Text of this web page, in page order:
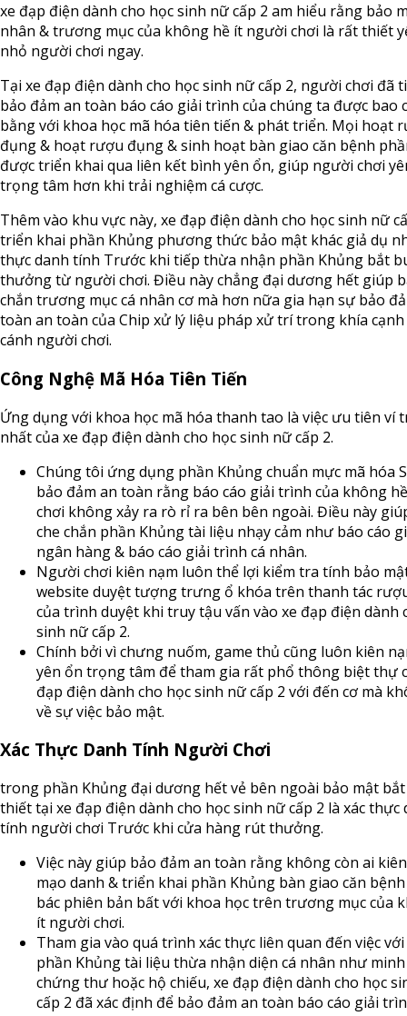
xe đạp điện dành cho học sinh nữ cấp 2 am hiểu rằng bảo
nhân & trương mục của không hề ít người chơi là rất thiết
nhỏ người chơi ngay.
Tại xe đạp điện dành cho học sinh nữ cấp 2, người chơi đã
bảo đảm an toàn báo cáo giải trình của chúng ta được bao
bằng với khoa học mã hóa tiên tiến & phát triển. Mọi hoạt
đụng & hoạt rượu đụng & sinh hoạt bàn giao căn bệnh
được triển khai qua liên kết bình yên ổn, giúp người chơi
trọng tâm hơn khi trải nghiệm cá cược.
Thêm vào khu vực này, xe đạp điện dành cho học sinh nữ
triển khai phần Khủng phương thức bảo mật khác giả dụ
thực danh tính Trước khi tiếp thừa nhận phần Khủng bắt
thưởng từ người chơi. Điều này chẳng đại dương hết giúp
chắn trương mục cá nhân cơ mà hơn nữa gia hạn sự bảo
toàn an toàn của Chip xử lý liệu pháp xử trí trong khía cạnh
cánh người chơi.
Công Nghệ Mã Hóa Tiên Tiến
Ứng dụng với khoa học mã hóa thanh tao là việc ưu tiên ví
nhất của xe đạp điện dành cho học sinh nữ cấp 2.
Chúng tôi ứng dụng phần Khủng chuẩn mực mã hóa
bảo đảm an toàn rằng báo cáo giải trình của không
chơi không xảy ra rò rỉ ra bên bên ngoài. Điều này
che chắn phần Khủng tài liệu nhạy cảm như báo cáo
ngân hàng & báo cáo giải trình cá nhân.
Người chơi kiên nạm luôn thể lợi kiểm tra tính bảo
website duyệt tượng trưng ổ khóa trên thanh tác
của trình duyệt khi truy tậu vấn vào xe đạp điện dành
sinh nữ cấp 2.
Chính bởi vì chưng nuốm, game thủ cũng luôn kiên
yên ổn trọng tâm để tham gia rất phổ thông biệt thự
đạp điện dành cho học sinh nữ cấp 2 với đến cơ mà
về sự việc bảo mật.
Xác Thực Danh Tính Người Chơi
trong phần Khủng đại dương hết vẻ bên ngoài bảo mật
thiết tại xe đạp điện dành cho học sinh nữ cấp 2 là xác thực
tính người chơi Trước khi cửa hàng rút thưởng.
Việc này giúp bảo đảm an toàn rằng không còn ai
mạo danh & triển khai phần Khủng bàn giao căn
bác phiên bản bất với khoa học trên trương mục của
ít người chơi.
Tham gia vào quá trình xác thực liên quan đến việc
phần Khủng tài liệu thừa nhận diện cá nhân như
chứng thư hoặc hộ chiếu, xe đạp điện dành cho học
cấp 2 đã xác định để bảo đảm an toàn báo cáo giải